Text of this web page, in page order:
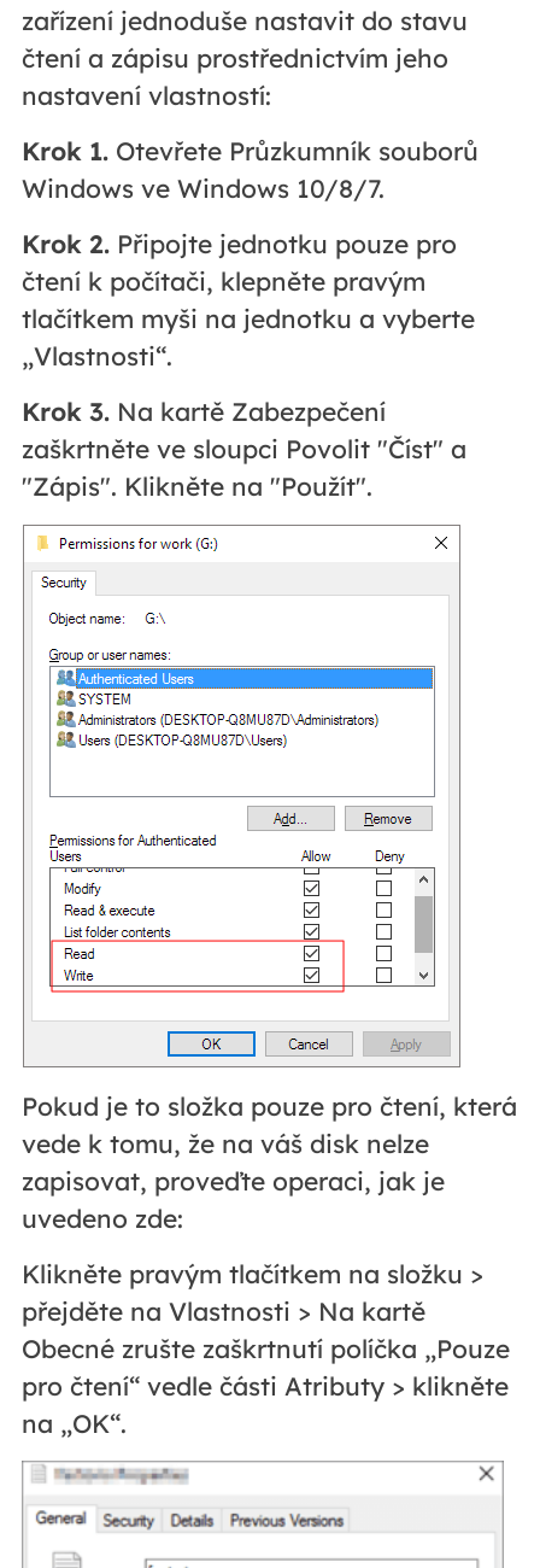
zařízení jednoduše nastavit do stavu
čtení a zápisu prostřednictvím jeho
nastavení vlastností:
Krok 1.Otevřete Průzkumník souborů
Windows ve Windows 10/8/7.
Krok 2.Připojte jednotku pouze pro
čtení k počítači, klepněte pravým
tlačítkem myši na jednotku a vyberte
„Vlastnosti“.
Krok 3.Na kartě Zabezpečení
zaškrtněte ve sloupci Povolit "Číst" a
"Zápis". Klikněte na "Použít".
Pokud je to složka pouze pro čtení, která
vede k tomu, že na váš disk nelze
zapisovat, proveďte operaci, jak je
uvedeno zde:
Klikněte pravým tlačítkem na složku >
přejděte na Vlastnosti > Na kartě
Obecné zrušte zaškrtnutí políčka „Pouze
pro čtení“ vedle části Atributy > klikněte
na „OK“.